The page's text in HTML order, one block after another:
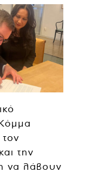
την
να λάβουν